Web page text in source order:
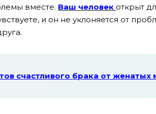
вместе. Ваш человек открыт
и он не уклоняется от
счастливого брака от женатых